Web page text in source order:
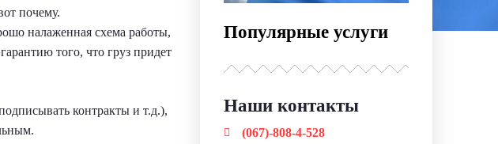
почему.
налаженная схема работы,
того, что груз придет
контракты и т.д.),
Популярные услуги
Наши контакты
(067)-808-4-528